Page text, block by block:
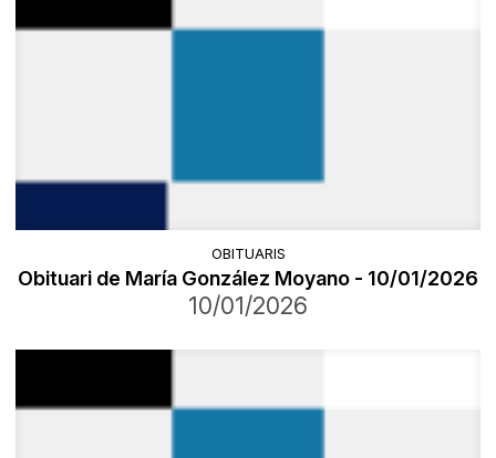
OBITUARIS
Obituari de María González Moyano - 10/01/2026
10/01/2026